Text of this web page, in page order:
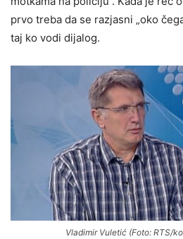
prvo treba da se razjasni „oko
taj ko vodi dijalog.
Vladimir Vuletić (Foto: RTS/